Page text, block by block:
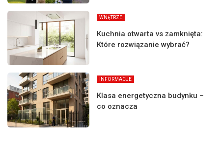
WNĘTRZE
Kuchnia otwarta vs zamknięta:
Które rozwiązanie wybrać?
INFORMACJE
Klasa energetyczna budynku –
co oznacza